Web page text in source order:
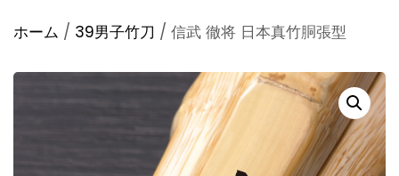
ホーム / 39男子竹刀 / 信武 徹将 日本真竹胴張型